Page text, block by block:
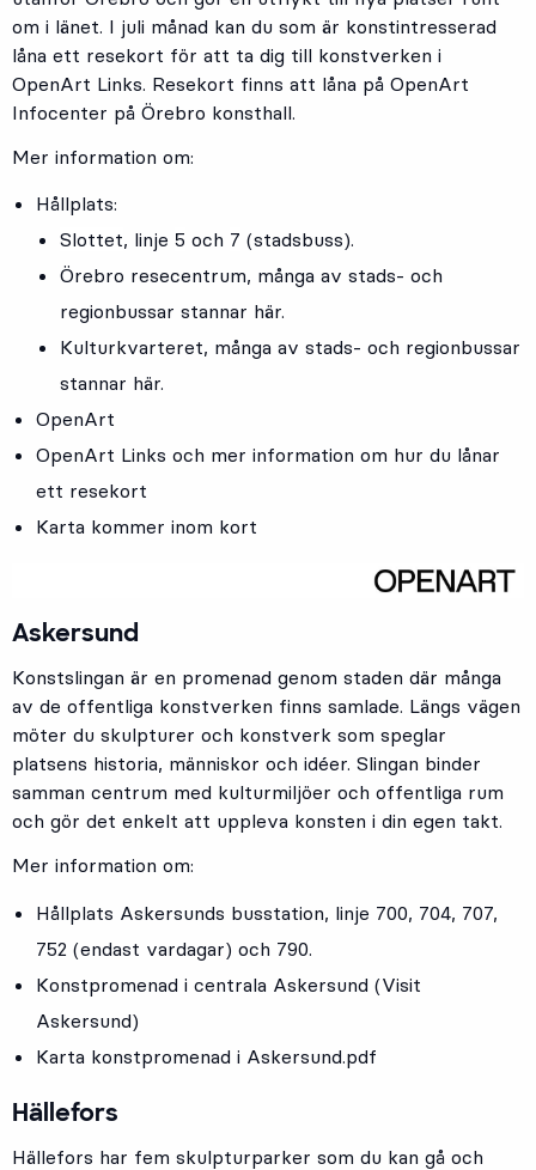
om i länet. I juli månad kan du som är konstintresserad
låna ett resekort för att ta dig till konstverken i
OpenArt Links. Resekort finns att låna på OpenArt
Infocenter på Örebro konsthall.
Mer information om:
Hållplats:
Slottet, linje 5 och 7 (stadsbuss).
Örebro resecentrum, många av stads- och
regionbussar stannar här.
Kulturkvarteret, många av stads- och regionbussar
stannar här.
OpenArt
OpenArt Links och mer information om hur du lånar
ett resekort
Karta kommer inom kort
Askersund
Konstslingan är en promenad genom staden där många
av de offentliga konstverken finns samlade. Längs vägen
möter du skulpturer och konstverk som speglar
platsens historia, människor och idéer. Slingan binder
samman centrum med kulturmiljöer och offentliga rum
och gör det enkelt att uppleva konsten i din egen takt.
Mer information om:
Hållplats Askersunds busstation, linje 700, 704, 707,
752 (endast vardagar) och 790.
Konstpromenad i centrala Askersund (Visit
Askersund)
Karta konstpromenad i Askersund.pdf
Hällefors
Hällefors har fem skulpturparker som du kan gå och